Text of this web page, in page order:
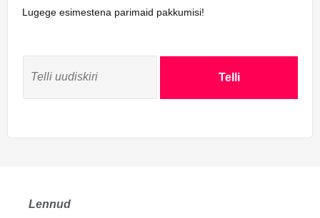
Lugege esimestena parimaid pakkumisi!
Telli
Lennud